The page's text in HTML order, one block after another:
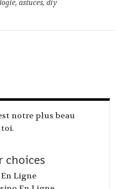
,astuces,diy
notre plus beau
choices
Ligne